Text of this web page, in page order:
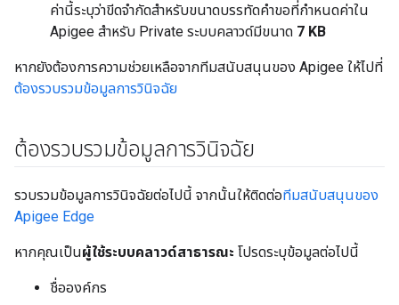
ค่านี้ระบุว่าขีดจำกัดสำหรับขนาดบรรทัดคำขอที่กำหนดค่าใน
Apigee สำหรับ Private ระบบคลาวด์มีขนาด 7 KB
หากยังต้องการความช่วยเหลือจากทีมสนับสนุนของ Apigee ให้ไปที่
ต้องรวบรวมข้อมูลการวินิจฉัย
ต้องรวบรวมข้อมูลการวินิจฉัย
รวบรวมข้อมูลการวินิจฉัยต่อไปนี้ จากนั้นให้ติดต่อทีมสนับสนุนของ
Apigee Edge
หากคุณเป็นผู้ใช้ระบบคลาวด์สาธารณะ โปรดระบุข้อมูลต่อไปนี้
ชื่อองค์กร